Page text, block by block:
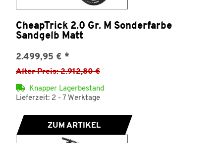
CheapTrick 2.0 Gr. M Sonderfarbe
Sandgelb Matt
2.499,95 € *
Alter Preis: 2.912,80 €
Knapper Lagerbestand
Lieferzeit: 2 - 7 Werktage
ZUM ARTIKEL